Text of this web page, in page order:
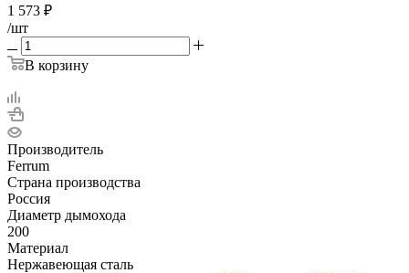
1 573 ₽
/шт
В корзину
Производитель
Ferrum
Страна производства
Россия
Диаметр дымохода
200
Материал
Нержавеющая сталь